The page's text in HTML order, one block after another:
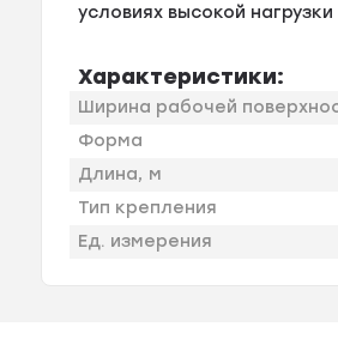
условиях высокой
Характеристики:
Ширина рабочей
Форма
Длина, м
Тип крепления
Ед. измерения